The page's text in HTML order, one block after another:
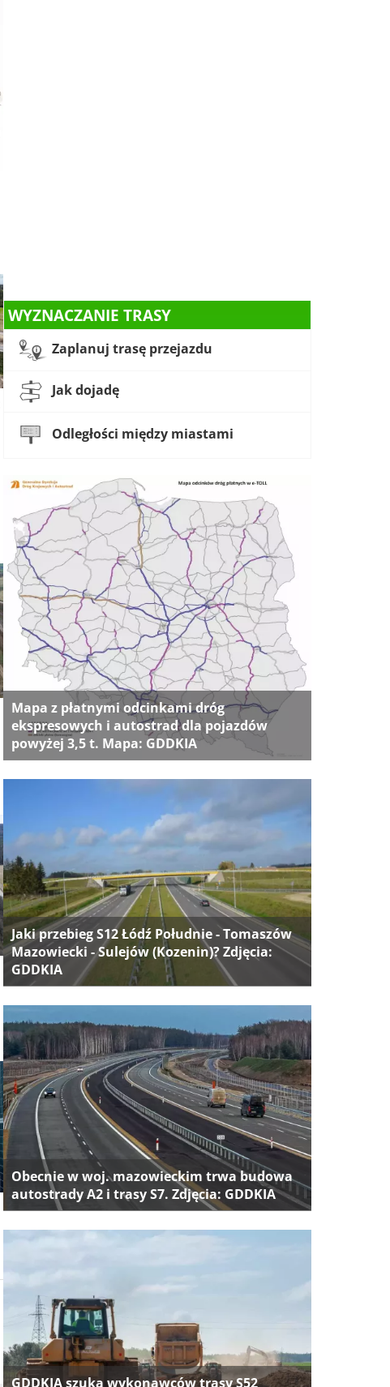
WYZNACZANIE TRASY
Zaplanuj trasę przejazdu
Jak dojadę
Odległości między miastami
Mapa z płatnymi odcinkami dróg
ekspresowych i autostrad dla pojazdów
powyżej 3,5 t. Mapa: GDDKIA
Jaki przebieg S12 Łódź Południe - Tomaszów
Mazowiecki - Sulejów (Kozenin)? Zdjęcia:
GDDKIA
Obecnie w woj. mazowieckim trwa budowa
autostrady A2 i trasy S7. Zdjęcia: GDDKIA
GDDKIA szuka wykonawców trasy S52